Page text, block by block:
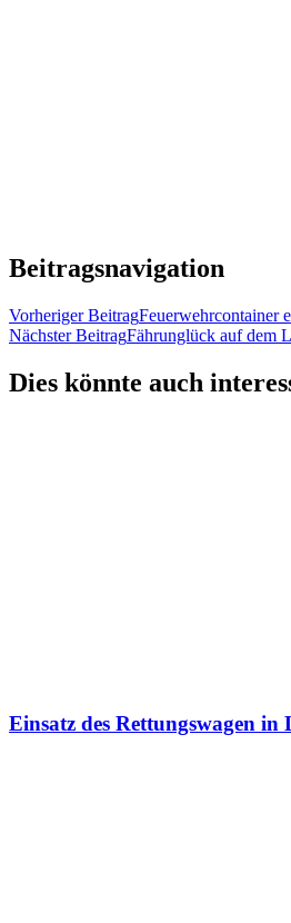
Beitragsnavigation
Vorheriger BeitragFeuerwehrcontainer
Nächster BeitragFährunglück auf dem
Dies könnte auch
Einsatz des Rettungswagen in